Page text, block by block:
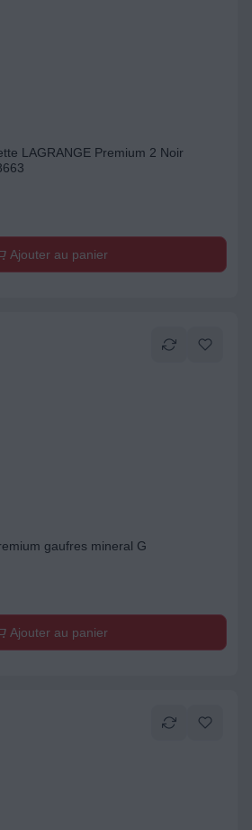
LAGRANGE Premium 2 Noir
Ajouter au panier
gaufres mineral G
Ajouter au panier